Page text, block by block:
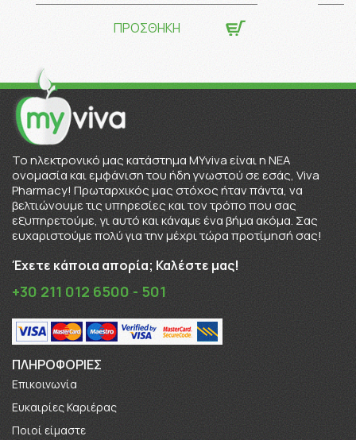
ΠΡΟΣΘΗΚΗ
To ηλεκτρονικό μας κατάστημα MYviva είναι η ΝΕΑ
ονομασία και εμφάνιση του ήδη γνωστού σε εσάς, Viva
Pharmacy! Πρωταρχικός μας στόχος ήταν πάντα, να
βελτιώνουμε τις υπηρεσίες και τον τρόπο που σας
εξυπηρετούμε, γι αυτό και κάναμε ένα βήμα ακόμα. Σας
ευχαριστούμε πολύ για την μέχρι τώρα προτίμησή σας!
Έχετε κάποια απορία; Καλέστε μας!
+30 211 012 6500 - 501
ΠΛΗΡΟΦΟΡΊΕΣ
Επικοινωνία
Ευκαιρίες Καριέρας
Πoιοί είμαστε